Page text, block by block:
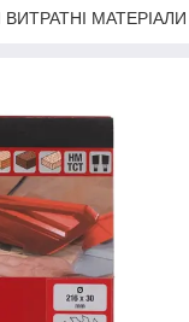
ВИТРАТНІ МАТЕРІАЛИ